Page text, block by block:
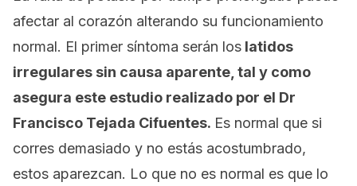
afectar al corazón alterando su funcionamiento
normal. El primer síntoma serán los latidos
irregulares sin causa aparente, tal y como
asegura este estudio realizado por el Dr
Francisco Tejada Cifuentes. Es normal que si
corres demasiado y no estás acostumbrado,
estos aparezcan. Lo que no es normal es que lo